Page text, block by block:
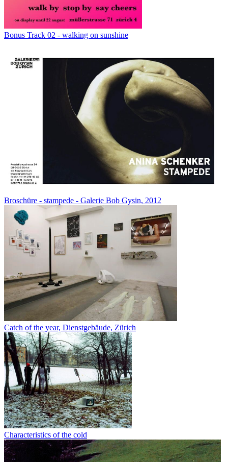
Bonus Track 02 - walking on sunshine
Broschüre - stampede - Galerie Bob Gysin, 2012
Catch of the year, Dienstgebäude, Zürich
Characteristics of the cold